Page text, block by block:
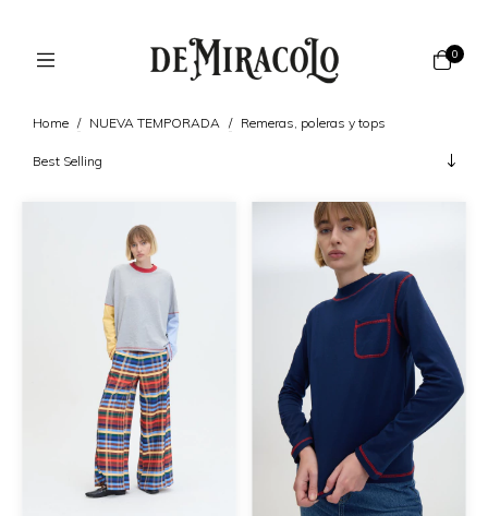
0
Home / NUEVA TEMPORADA / Remeras, poleras y tops